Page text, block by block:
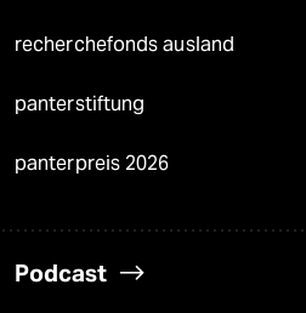
recherchefonds ausland
panterstiftung
panterpreis 2026
Podcast